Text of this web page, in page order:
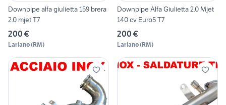
Downpipe alfa giulietta 159 brera
2.0 mjet T7
200 €
Lariano(RM)
Downpipe Alfa Giulietta 2.0 Mjet
140 cv Euro5 T7
200 €
Lariano(RM)